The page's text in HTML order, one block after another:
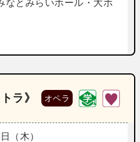
なとみらいホール・大ホ
ラ》 オペラ
（木）